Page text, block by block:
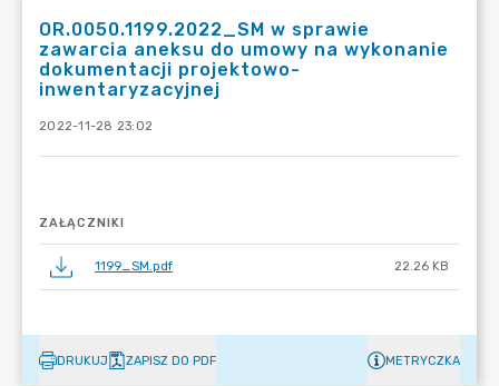
OR.0050.1199.2022_SM w sprawie
zawarcia aneksu do umowy na wykonanie
dokumentacji projektowo-
inwentaryzacyjnej
2022-11-28 23:02
ZAŁĄCZNIKI
1199_SM.pdf 22.26 KB
DRUKUJ ZAPISZ DO PDF METRYCZKA